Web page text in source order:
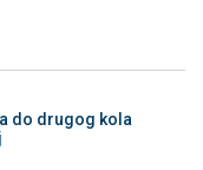
do drugog kola